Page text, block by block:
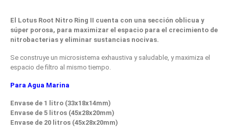
El Lotus Root Nitro Ring II cuenta con una sección oblicua y
súper porosa, para maximizar el espacio para el crecimiento de
nitrobacterias y eliminar sustancias nocivas.
Se construye un microsistema exhaustiva y saludable, y maximiza el
espacio de filtro al mismo tiempo.
Para Agua Marina
Envase de 1 litro (33x18x14mm)
Envase de 5 litros (45x28x20mm)
Envase de 20 litros (45x28x20mm)